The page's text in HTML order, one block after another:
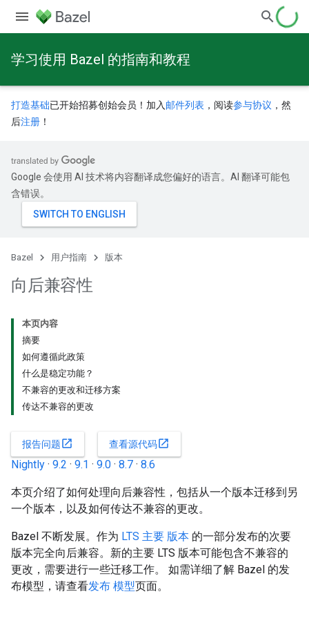
学习使用 Bazel 的指南和教程
打造基础已开始招募创始会员！加入 邮件列表 ，阅读参与协议 ，然
后注册 ！
Google 会使用 AI 技术将内容翻译成您偏好的语言。AI 翻译可能包
含错误。
Bazel 用户指南 版本
向后兼容性
本页内容
摘要
如何遵循此政策
什么是稳定功能？
不兼容的更改和迁移方案
传达不兼容的更改
报告问题open_in_new 查看源代码open_in_new
Nightly · 9.2 · 9.1 · 9.0 · 8.7 · 8.6
本页介绍了如何处理向后兼容性，包括从一个版本迁移到另
一个版本，以及如何传达不兼容的更改。
Bazel 不断发展。作为 LTS 主要 版本 的一部分发布的次要
版本完全向后兼容。新的主要 LTS 版本可能包含不兼容的
更改，需要进行一些迁移工作。 如需详细了解 Bazel 的发
布模型，请查看发布 模型页面。